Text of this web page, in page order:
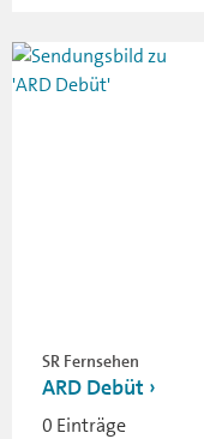
SR Fernsehen
ARD Debüt
0 Einträge